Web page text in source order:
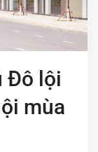
Đô lội
mùa